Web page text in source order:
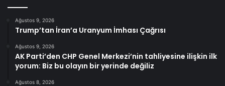
Ağustos 9, 2026
Trump’tan İran’a Uranyum İmhası Çağrısı
Ağustos 9, 2026
AK Parti’den CHP Genel Merkezi’nin tahliyesine ilişkin ilk
yorum: Biz bu olayın bir yerinde değiliz
Ağustos 8, 2026